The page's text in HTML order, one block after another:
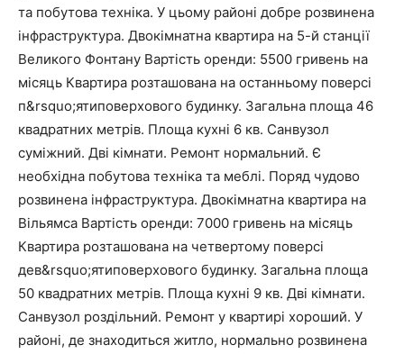
та побутова техніка. У цьому районі добре розвинена
інфраструктура. Двокімнатна квартира на 5-й станції
Великого Фонтану Вартість оренди: 5500 гривень на
місяць Квартира розташована на останньому поверсі
п&rsquo;ятиповерхового будинку. Загальна площа 46
квадратних метрів. Площа кухні 6 кв. Санвузол
суміжний. Дві кімнати. Ремонт нормальний. Є
необхідна побутова техніка та меблі. Поряд чудово
розвинена інфраструктура. Двокімнатна квартира на
Вільямса Вартість оренди: 7000 гривень на місяць
Квартира розташована на четвертому поверсі
дев&rsquo;ятиповерхового будинку. Загальна площа
50 квадратних метрів. Площа кухні 9 кв. Дві кімнати.
Санвузол роздільний. Ремонт у квартирі хороший. У
районі, де знаходиться житло, нормально розвинена